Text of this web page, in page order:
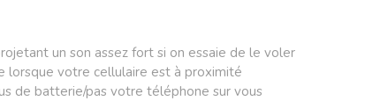
un son assez fort si on essaie de le voler
lorsque votre cellulaire est à proximité
de batterie/pas votre téléphone sur vous